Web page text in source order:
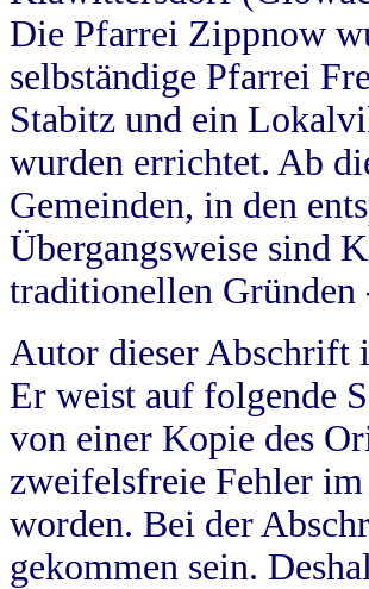
Die Pfarrei Zippnow
selbständige Pfarrei
Stabitz und ein
wurden errichtet. Ab
Gemeinden, in den
Übergangsweise sind
traditionellen
Autor dieser Abschrift
Er weist auf folgende
von einer Kopie des
zweifelsfreie Fehler
worden. Bei der
gekommen sein.